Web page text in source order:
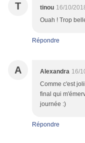
T tinou 16/10/
Ouah ! Trop
Répondre
A Alexandra 16/
Comme c'est
final qui
journée :)
Répondre